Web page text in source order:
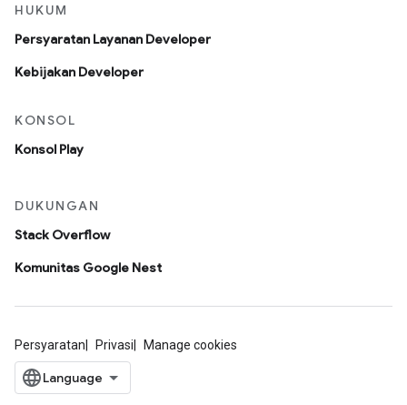
HUKUM
Persyaratan Layanan Developer
Kebijakan Developer
KONSOL
Konsol Play
DUKUNGAN
Stack Overflow
Komunitas Google Nest
Persyaratan Privasi Manage cookies